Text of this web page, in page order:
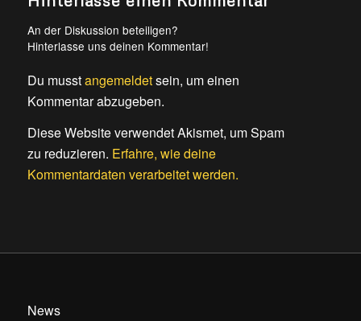
An der Diskussion beteiligen?
Hinterlasse uns deinen Kommentar!
Du musstangemeldetsein, um einen
Kommentar abzugeben.
Diese Website verwendet Akismet, um Spam
zu reduzieren. Erfahre, wie deine
Kommentardaten verarbeitet werden.
News